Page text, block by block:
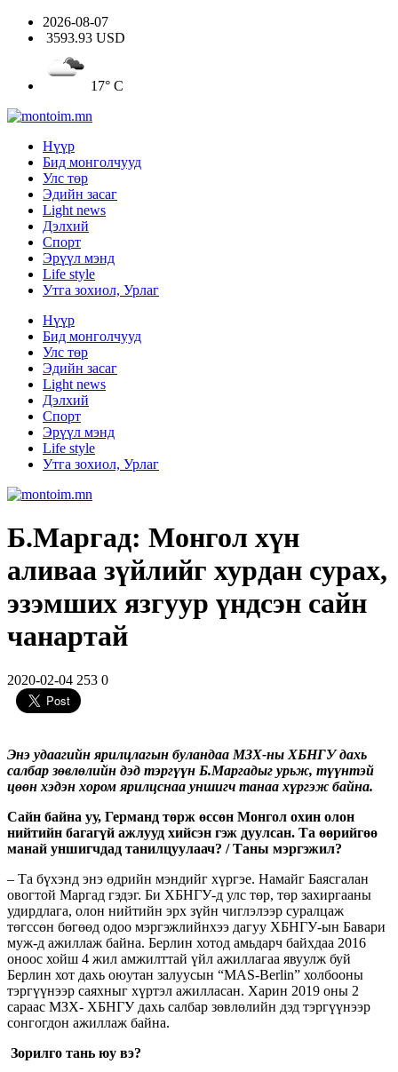
2026-08-07
3593.93 USD
17° C
Нүүр
Бид монголчууд
Улс төр
Эдийн засаг
Light news
Дэлхий
Спорт
Эрүүл мэнд
Life style
Утга зохиол, Урлаг
Нүүр
Бид монголчууд
Улс төр
Эдийн засаг
Light news
Дэлхий
Спорт
Эрүүл мэнд
Life style
Утга зохиол, Урлаг
Б.Маргад: Монгол хүн
аливаа зүйлийг хурдан сурах,
эзэмших язгуур үндсэн сайн
чанартай
2020-02-04 253 0
Энэ удаагийн ярилцлагын буландаа МЗХ-ны ХБНГУ дахь
салбар зөвлөлийн дэд тэргүүн Б.Маргадыг урьж, түүнтэй
цөөн хэдэн хором ярилцснаа уншигч танаа хүргэж байна.
Сайн байна уу, Германд төрж өссөн Монгол охин олон
нийтийн багагүй ажлууд хийсэн гэж дуулсан. Та өөрийгөө
манай уншигчдад танилцуулаач? / Таны мэргэжил?
– Та бүхэнд энэ өдрийн мэндийг хүргэе. Намайг Баясгалан
овогтой Маргад гэдэг. Би ХБНГУ-д улс төр, төр захиргааны
удирдлага, олон нийтийн эрх зүйн чиглэлээр суралцаж
төгссөн бөгөөд одоо мэргэжлийнхээ дагуу ХБНГУ-ын Бавари
муж-д ажиллаж байна. Берлин хотод амьдарч байхдаа 2016
оноос хойш 4 жил амжилттай үйл ажиллагаа явуулж буй
Берлин хот дахь оюутан залуусын “MAS-Berlin” холбооны
тэргүүнээр саяхныг хүртэл ажилласан. Харин 2019 оны 2
сараас МЗХ- ХБНГУ дахь салбар зөвлөлийн дэд тэргүүнээр
сонгогдон ажиллаж байна.
Зорилго тань юу вэ?